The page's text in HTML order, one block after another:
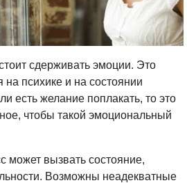
сдерживать эмоции. Это
на психике и на состоянии
есть желание поплакать, то это
чтобы такой эмоциональный
может вызвать состояние,
Возможны неадекватные